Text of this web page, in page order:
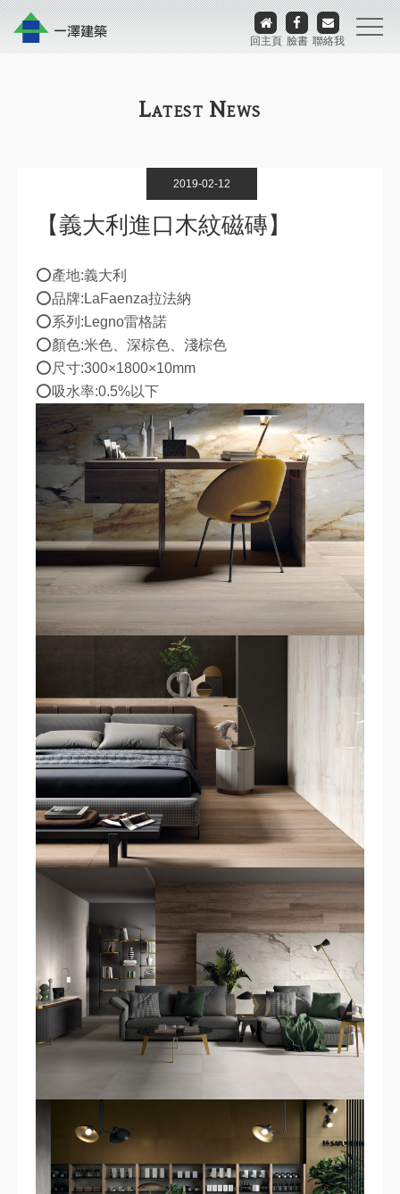
聯絡我
臉書
回主頁
LATEST NEWS
2019-02-12
【義大利進口木紋磁磚】
⭕產地:義大利
⭕品牌:LaFaenza拉法納
⭕系列:Legno雷格諾
​​​​​⭕顏色:米色、深棕色、淺棕色
⭕尺寸:300×1800×10mm
⭕吸水率:0.5%以下